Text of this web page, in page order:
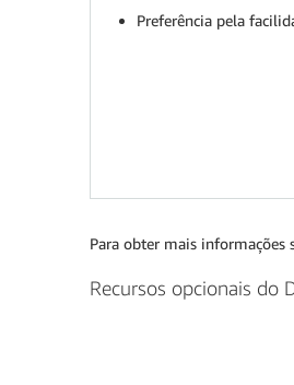
Preferência pela
Para obter mais informações
Recursos opcionais do